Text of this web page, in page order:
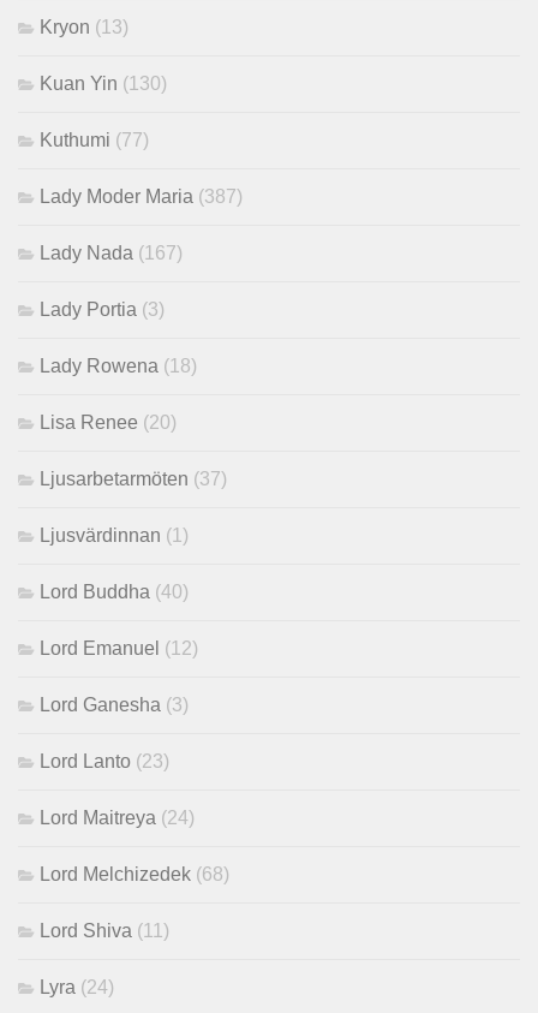
Kryon (13)
Kuan Yin (130)
Kuthumi (77)
Lady Moder Maria (387)
Lady Nada (167)
Lady Portia (3)
Lady Rowena (18)
Lisa Renee (20)
Ljusarbetarmöten (37)
Ljusvärdinnan (1)
Lord Buddha (40)
Lord Emanuel (12)
Lord Ganesha (3)
Lord Lanto (23)
Lord Maitreya (24)
Lord Melchizedek (68)
Lord Shiva (11)
Lyra (24)